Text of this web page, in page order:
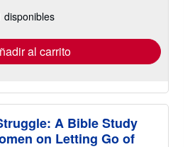
las
tarifas
envío
disponibles
al carrito
A Bible Study
on Letting Go of